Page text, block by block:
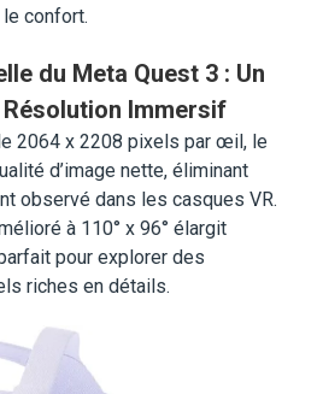
confort.
du Meta Quest 3 : Un
Immersif
2064 x 2208 pixels par œil, le
d’image nette, éliminant
observé dans les casques VR.
à 110° x 96° élargit
pour explorer des
riches en détails.